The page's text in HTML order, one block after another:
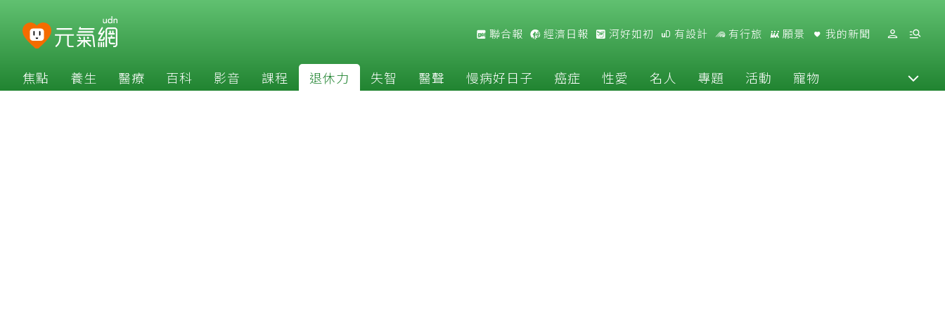
聯合報 經濟日報 河好如初 有設計 有行旅 願景 我的新聞
焦點 養生 醫療 百科 影音 課程 退休力 失智 醫聲 慢病好日子 癌症 性愛 名人 專題 活動 寵物